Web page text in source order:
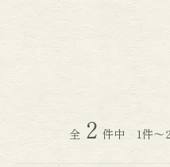
全 2 件中 1件～2